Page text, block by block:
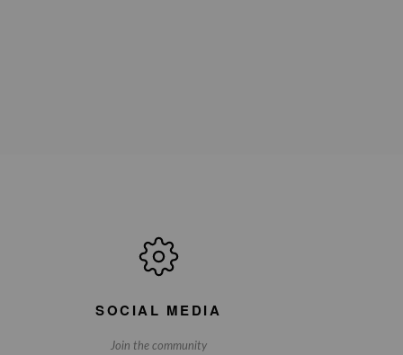
SOCIAL MEDIA
Join the community